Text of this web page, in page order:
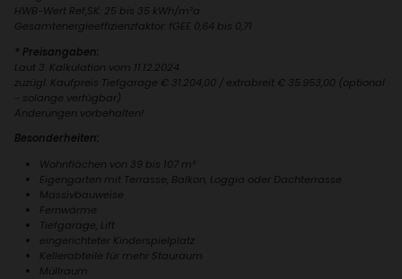
HWB-Wert Ref,SK: 25 bis 35 kWh/​m²a
Gesamt­ener­gie­ef­fi­zi­enz­faktor: fGEE 0,64 bis 0,71
* Preisangaben:
Laut 3. Kalku­la­tion vom 11.12.2024
zuzügl. Kauf­preis Tief­ga­rage € 31.204,00 / extra­breit € 35.953,00 (optional
- solange verfügbar)
Änderungen vorbe­halten!
Besonderheiten:
Wohn­flä­chen von 39 bis 107 m²
Eigen­garten mit Terrasse, Balkon, Loggia oder Dach­ter­rasse
Massiv­bau­weise
Fern­wärme
Tief­ga­rage, Lift
einge­rich­teter Kinder­spiel­platz
Keller­ab­teile für mehr Stau­raum
Müll­raum
den Ranken­garten virtuell
entde­cken.